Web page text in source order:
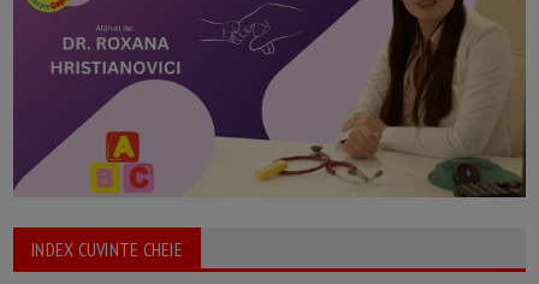
INDEX CUVINTE CHEIE